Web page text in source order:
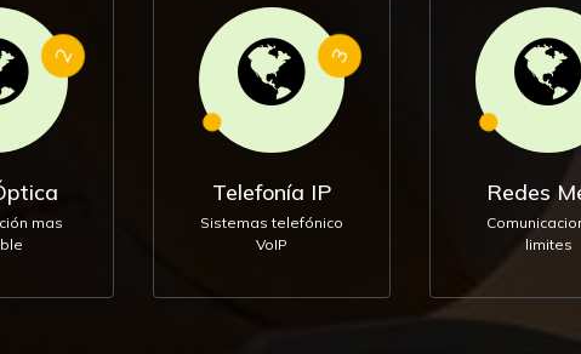
2
mas
3
Telefonía IP
Sistemas telefónico
VoIP
Redes
limites